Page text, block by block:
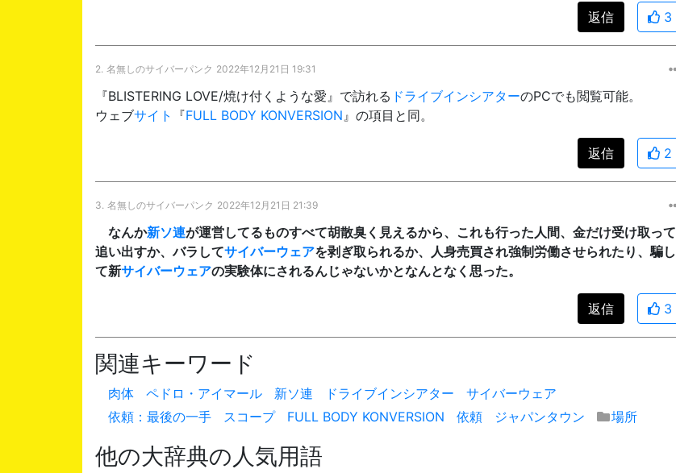
返信 3
2. 名無しのサイバーパンク 2022年12月21日 19:31
『BLISTERING LOVE/焼け付くような愛』で訪れる ドライブインシアターのPCでも閲覧可能。
ウェブサイト 『FULL BODY KONVERSION 』の項目と同。
返信 2
3. 名無しのサイバーパンク 2022年12月21日 21:39
なんか新ソ連が運営してるものすべて胡散臭く見えるから、これも行った人間、金だけ受け取って
追い出すか、バラしてサイバーウェアを剥ぎ取られるか、人身売買され強制労働させられたり、騙し
て新サイバーウェアの実験体にされるんじゃないかとなんとなく思った。
返信 3
関連キーワード
肉体 ペドロ・アイマール 新ソ連 ドライブインシアター
サイバーウェア
依頼：最後の一手
スコープ FULL BODY KONVERSION 依頼 ジャパンタウン 場所
他の大辞典の人気用語